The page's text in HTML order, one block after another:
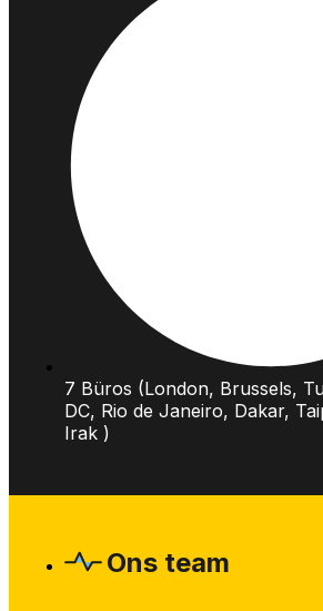
7 Büros (London, Brussels,
DC, Rio de Janeiro, Dakar,
Irak )
Ons team